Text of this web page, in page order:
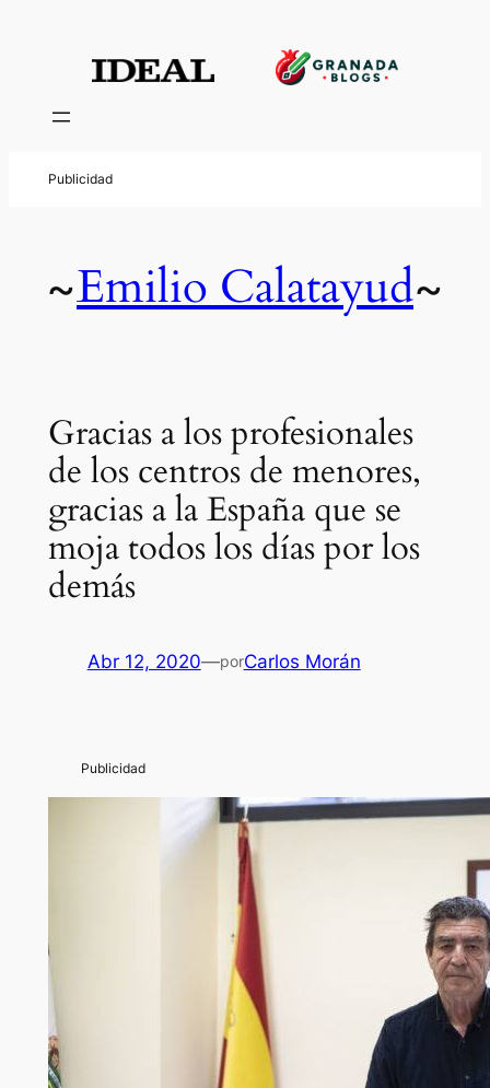
~Emilio Calatayud~
Gracias a los profesionales
de los centros de menores,
gracias a la España que se
moja todos los días por los
demás
Abr 12, 2020—porCarlos Morán